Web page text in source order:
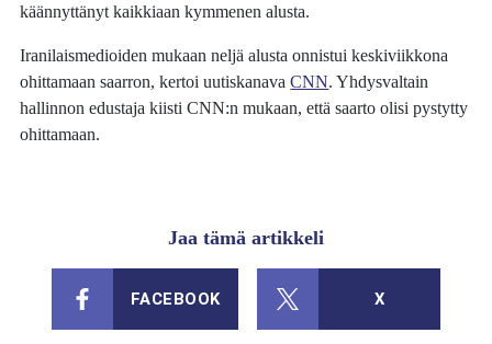
käännyttänyt kaikkiaan kymmenen alusta.
Iranilaismedioiden mukaan neljä alusta onnistui keskiviikkona
ohittamaan saarron, kertoi uutiskanavaCNN. Yhdysvaltain
hallinnon edustaja kiisti CNN:n mukaan, että saarto olisi pystytty
ohittamaan.
Jaa tämä artikkeli
FACEBOOK X